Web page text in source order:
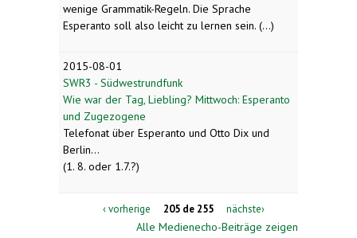
wenige Grammatik-Regeln. Die Sprache
Esperanto soll also leicht zu lernen sein. (...)
2015-08-01
SWR3 - Südwestrundfunk
Wie war der Tag, Liebling? Mittwoch: Esperanto
und Zugezogene
Telefonat über Esperanto und Otto Dix und
Berlin...
(1. 8. oder 1.7.?)
‹ vorherige 205 de 255 nächste›
Alle Medienecho-Beiträge zeigen